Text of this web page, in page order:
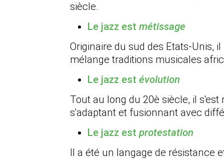
siècle.
Le jazz est métissage
Originaire du sud des Etats-Unis,
mélange traditions musicales
Le jazz est évolution
Tout au long du 20è siècle, il
s'adaptant et fusionnant avec
Le jazz est protestation
Il a été un langage de résistance